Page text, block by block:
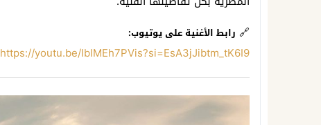
🔗 رابط الأغنية على يوتيوب:
https://youtu.be/IbIMEh7PVis?si=EsA3jJibtm_tK6I9